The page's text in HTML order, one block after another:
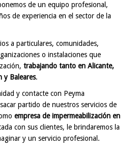
de un equipo profesional,
de experiencia en el sector de la
a particulares, comunidades,
o instalaciones que
trabajando tanto en Alicante,
y Baleares.
y contacte con Peyma
partido de nuestros servicios de
empresa de impermeabilización en
con sus clientes, le brindaremos la
y un servicio profesional.